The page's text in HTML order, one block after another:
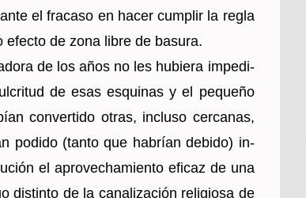
el fra­ca­so en hacer cum­plir la regla
de zona libre de ba­su­ra.
de los años no les hu­bie­ra im­pe­di­
de esas es­qui­nas y el pe­que­ño
con­ver­ti­do otras, in­clu­so cer­ca­nas,
po­di­do (tanto que ha­brían de­bi­do) in­
el apro­ve­cha­mien­to efi­caz de una
dis­tin­to de la ca­na­li­za­ción re­li­gio­sa de